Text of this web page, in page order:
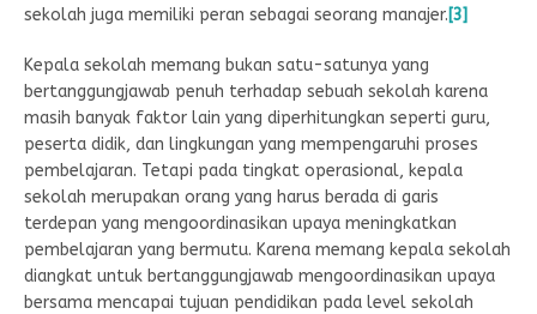
sekolah juga memiliki peran sebagai seorang manajer.[3]
Kepala sekolah memang bukan satu-satunya yang
bertanggungjawab penuh terhadap sebuah sekolah karena
masih banyak faktor lain yang diperhitungkan seperti guru,
peserta didik, dan lingkungan yang mempengaruhi proses
pembelajaran. Tetapi pada tingkat operasional, kepala
sekolah merupakan orang yang harus berada di garis
terdepan yang mengoordinasikan upaya meningkatkan
pembelajaran yang bermutu. Karena memang kepala sekolah
diangkat untuk bertanggungjawab mengoordinasikan upaya
bersama mencapai tujuan pendidikan pada level sekolah